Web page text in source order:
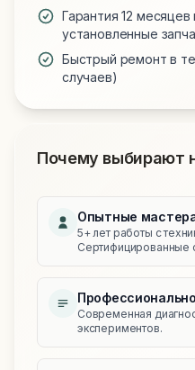
Гарантия 12
установленные
Быстрый ремонт в
случаев)
Почему выбирают
Опытные
5+ лет работы с
Сертифицированные
Современная
экспериментов.